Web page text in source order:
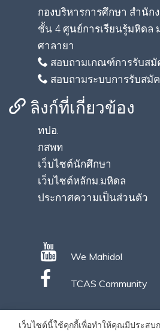
เว็บไซต์นี้ใช้คุกกี้เพื่อทำให้คุณมีประส
กองบริหารการศึกษา สำนัก
ชั้น 4 ศูนย์การเรียนรู้มหิดล
ศาลายา
สอบถามเกณฑ์การรับสมั
สอบถามระบบการรับสมัค
ลิงก์ที่เกี่ยวข้อง
ทปอ.
กสพท
เว็บไซต์นักศึกษา
เว็บไซต์หลักม.มหิดล
ประกาศความเป็นส่วนตัว
We Mahidol
TCAS Community